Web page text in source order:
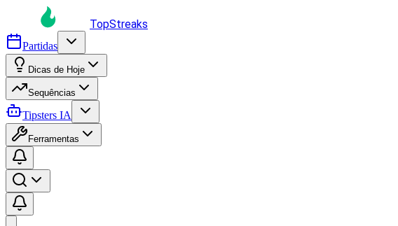
TopStreaks
Partidas
Dicas de Hoje
Sequências
Tipsters IA
Ferramentas